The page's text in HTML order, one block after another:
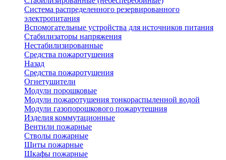
Система распределенного резервированного
электропитания
Вспомогательные устройства для источников питания
Стабилизаторы напряжения
Нестабилизированные
Средства пожаротушения
Назад
Средства пожаротушения
Огнетушители
Модули порошковые
Модули пожаротушения тонкораспыленной водой
Модули газопорошкового пожарутешния
Изделия коммутационные
Вентили пожарные
Стволы пожарные
Щиты пожарные
Шкафы пожарные